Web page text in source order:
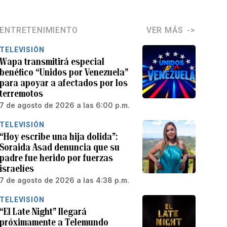
ENTRETENIMIENTO VER MÁS
TELEVISIÓN
Wapa transmitirá especial
benéfico “Unidos por Venezuela”
para apoyar a afectados por los
terremotos
7 de agosto de 2026 a las 6:00 p.m.
TELEVISIÓN
“Hoy escribe una hija dolida”:
Soraida Asad denuncia que su
padre fue herido por fuerzas
israelíes
7 de agosto de 2026 a las 4:38 p.m.
TELEVISIÓN
“El Late Night” llegará
próximamente a Telemundo